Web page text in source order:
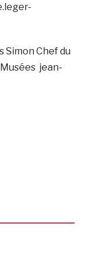
Simon Chef du
jean-